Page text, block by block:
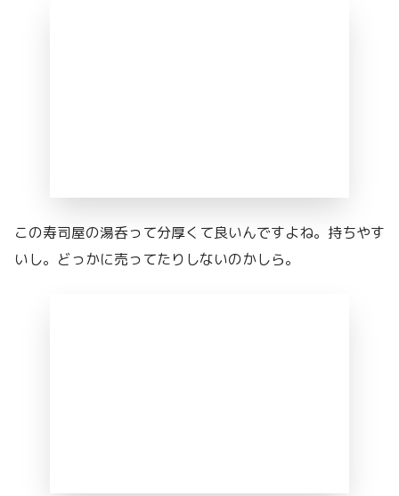
この寿司屋の湯呑って分厚くて良いんですよね。持ちやす
いし。どっかに売ってたりしないのかしら。